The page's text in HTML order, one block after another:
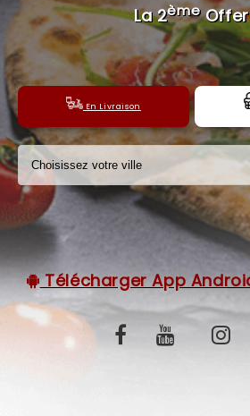
MENTIONS LÉGALES
C.G.V
La 2ème
En Livraison
Télécharger App